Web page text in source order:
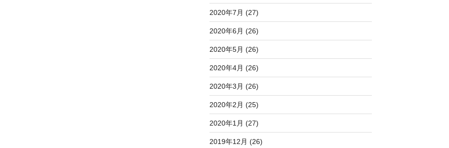
2020年7月 (27)
2020年6月 (26)
2020年5月 (26)
2020年4月 (26)
2020年3月 (26)
2020年2月 (25)
2020年1月 (27)
2019年12月 (26)